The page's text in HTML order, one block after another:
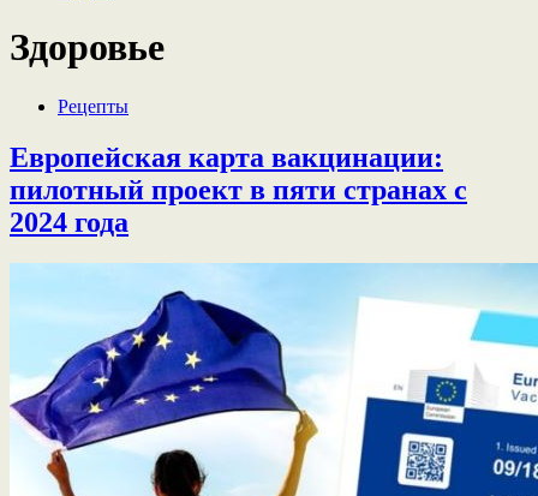
Здоровье
Рецепты
Европейская карта вакцинации:
пилотный проект в пяти странах с
2024 года